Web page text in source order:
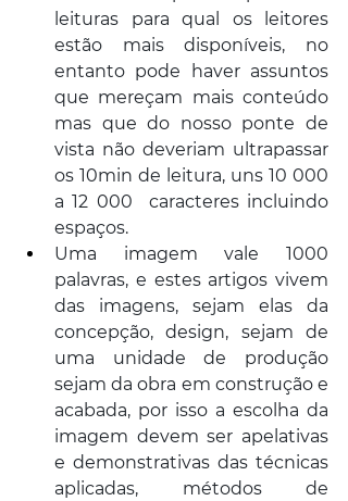
leituras para qual os leitores
estão mais disponíveis, no
entanto pode haver assuntos
que mereçam mais conteúdo
mas que do nosso ponte de
vista não deveriam ultrapassar
os 10min de leitura, uns 10 000
a 12 000  caracteres incluindo
espaços.
Uma imagem vale 1000
palavras, e estes artigos vivem
das imagens, sejam elas da
concepção, design, sejam de
uma unidade de produção
sejam da obra em construção e
acabada, por isso a escolha da
imagem devem ser apelativas
e demonstrativas das técnicas
aplicadas, métodos de